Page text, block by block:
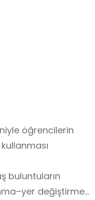
öğrencilerin
buluntuların
değiştirme